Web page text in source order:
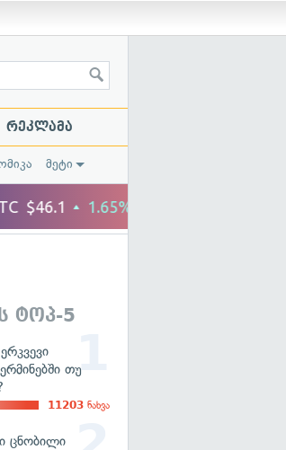
რეკლამა
მეტი
ტოპ-5
თუ
11203 ნახვა
ცნობილი